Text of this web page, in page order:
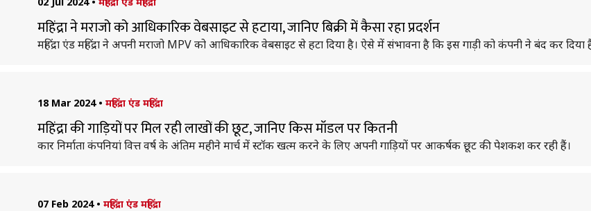
महिंद्रा ने मराजो को आधिकारिक वेबसाइट से हटाया, जानिए बिक्री में कैसा रहा प्रदर्शन
महिंद्रा एंड महिंद्रा ने अपनी मराजो MPV को आधिकारिक वेबसाइट से हटा दिया है। ऐसे में संभावना है कि इस गाड़ी को कंपनी ने बंद कर दिया
18 Mar 2024 • महिंद्रा एंड महिंद्रा
महिंद्रा की गाड़ियों पर मिल रही लाखों की छूट, जानिए किस मॉडल पर कितनी
कार निर्माता कंपनियां वित्त वर्ष के अंतिम महीने मार्च में स्टॉक खत्म करने के लिए अपनी गाड़ियों पर आकर्षक छूट की पेशकश कर रही हैं।
07 Feb 2024 • महिंद्रा एंड महिंद्रा